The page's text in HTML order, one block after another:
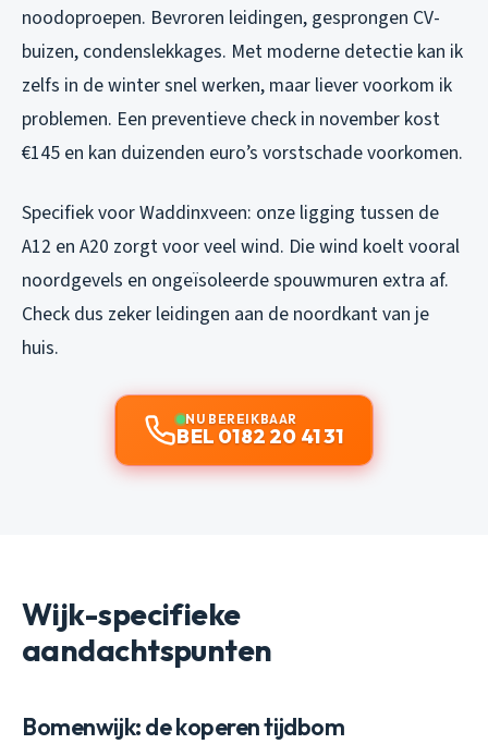
noodoproepen. Bevroren leidingen, gesprongen CV-
buizen, condenslekkages. Met moderne detectie kan ik
zelfs in de winter snel werken, maar liever voorkom ik
problemen. Een preventieve check in november kost
€145 en kan duizenden euro’s vorstschade voorkomen.
Specifiek voor Waddinxveen: onze ligging tussen de
A12 en A20 zorgt voor veel wind. Die wind koelt vooral
noordgevels en ongeïsoleerde spouwmuren extra af.
Check dus zeker leidingen aan de noordkant van je
huis.
NU BEREIKBAAR
BEL 0182 20 41 31
Wijk-specifieke
aandachtspunten
Bomenwijk: de koperen tijdbom